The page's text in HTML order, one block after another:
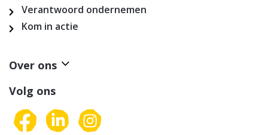
Verantwoord ondernemen
Kom in actie
Over ons
Volg ons